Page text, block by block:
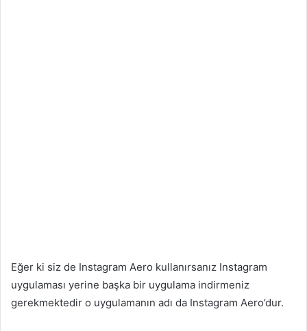
Eğer ki siz de Instagram Aero kullanırsanız Instagram
uygulaması yerine başka bir uygulama indirmeniz
gerekmektedir o uygulamanın adı da Instagram Aero’dur.